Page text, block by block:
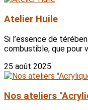
Atelier Huile
Si l’essence de
combustible, que pour
25 août 2025
Nos ateliers